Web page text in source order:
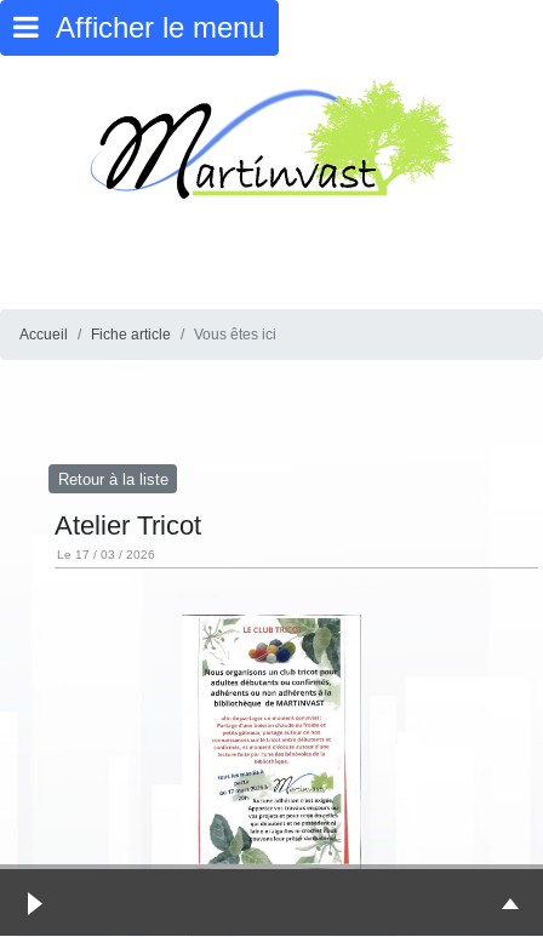
Afficher le menu
Accueil Fiche article Vous êtes ici
Retour à la liste
Atelier Tricot
Le 17 / 03 / 2026